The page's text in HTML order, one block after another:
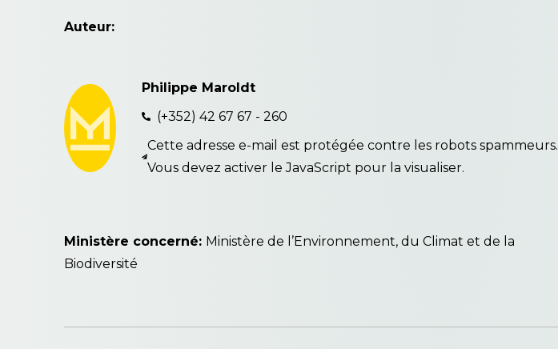
Auteur:
Philippe Maroldt
(+352) 42 67 67 - 260
Cette adresse e-mail est protégée contre les robots spammeurs.
Vous devez activer le JavaScript pour la visualiser.
Ministère concerné: Ministère de l’Environnement, du Climat et de la
Biodiversité